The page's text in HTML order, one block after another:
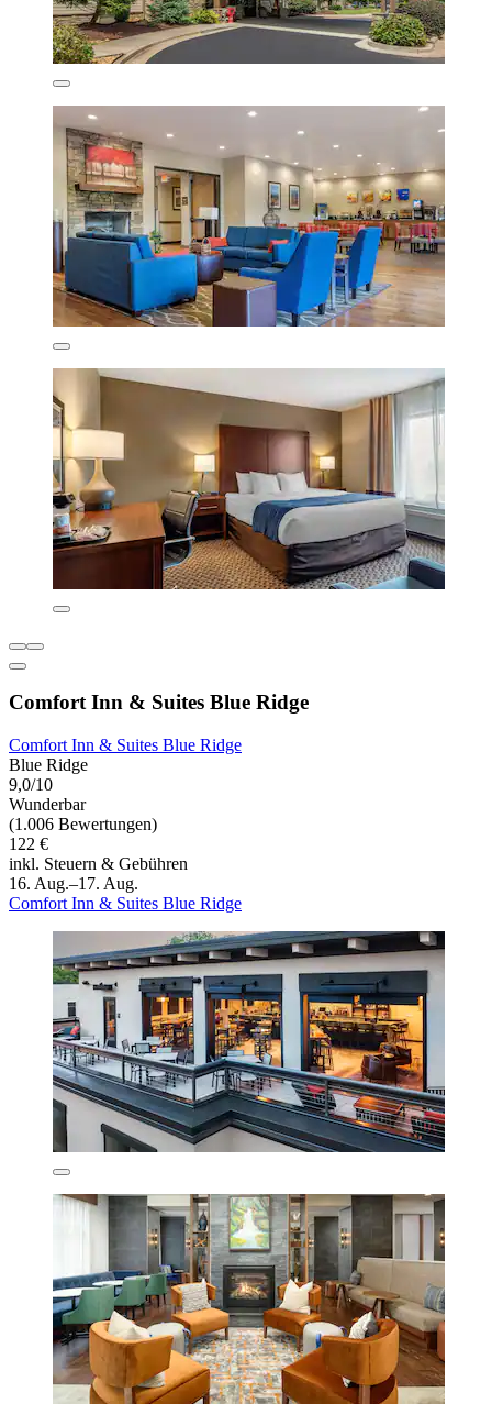
Comfort Inn & Suites Blue Ridge
Comfort Inn & Suites Blue Ridge
Blue Ridge
9,0/10
Wunderbar
(1.006 Bewertungen)
122 €
inkl. Steuern & Gebühren
16. Aug.–17. Aug.
Comfort Inn & Suites Blue Ridge